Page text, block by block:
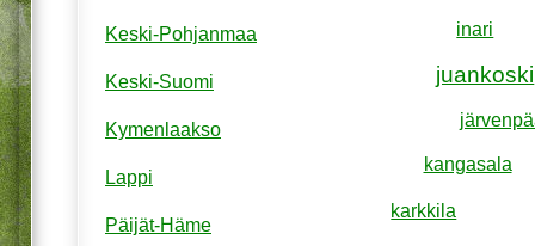
inari
juankoski
kangasala
karkkila
Keski-Pohjanmaa
Keski-Suomi
Kymenlaakso
Lappi
Päijät-Häme